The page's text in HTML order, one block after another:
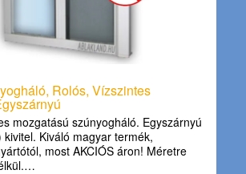
Rolós, Vízszintes
mozgatású szúnyogháló. Egyszárnyú
kivitel. Kiváló magyar termék,
most AKCIÓS áron! Méretre